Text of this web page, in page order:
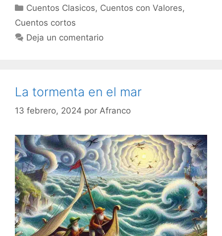
Categorías
Cuentos Clasicos, Cuentos con Valores,
Cuentos cortos
Deja un comentario
La tormenta en el mar
13 febrero, 2024 por Afranco